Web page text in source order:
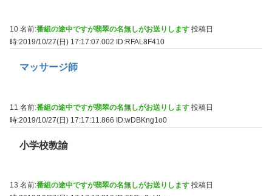
10 名前:番組の途中ですが翡翠の名無しがお送りします 投稿日
時:2019/10/27(日) 17:17:07.002
ID:RFAL8F410
マッサージ師
11 名前:番組の途中ですが翡翠の名無しがお送りします 投稿日
時:2019/10/27(日) 17:17:11.866 ID:wDBKng1o0
小学校教諭
13 名前:番組の途中ですが翡翠の名無しがお送りします 投稿日